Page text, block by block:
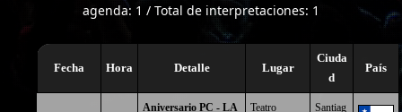
agenda: 1 / Total de interpretaciones: 1
Fecha Hora Detalle Lugar
Ciuda
d
País
Aniversario PC - LA Teatro Santiag